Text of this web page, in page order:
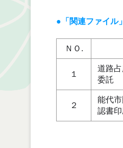
●「関連ファイ
ＮＯ.
１
道路
委託
２
能代
認書